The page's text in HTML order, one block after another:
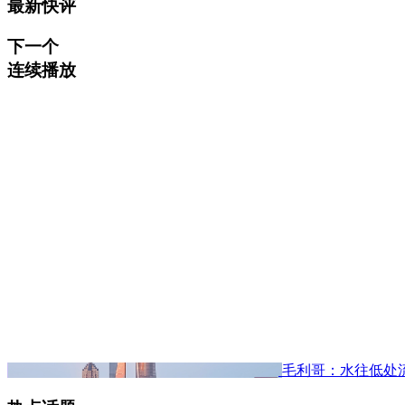
最新快评
下一个
连续播放
毛利哥：水往低处